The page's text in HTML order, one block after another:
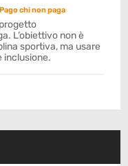
Pago chi non paga
L’obiettivo non è
sportiva, ma usare
inclusione.